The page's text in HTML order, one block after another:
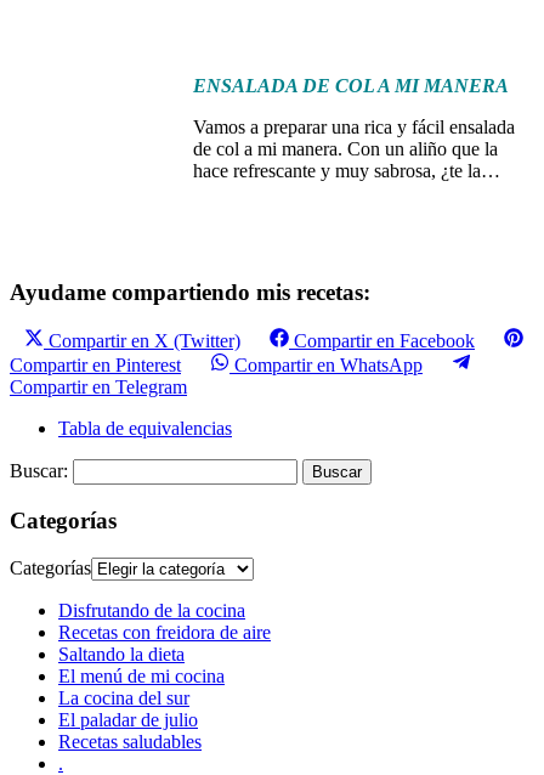
ENSALADA DE COL A MI MANERA
Vamos a preparar una rica y fácil ensalada
de col a mi manera. Con un aliño que la
hace refrescante y muy sabrosa, ¿te la…
Ayudame compartiendo mis recetas:
Compartir en X (Twitter)
Compartir en Facebook
Compartir en Pinterest
Compartir en WhatsApp
Compartir en Telegram
Tabla de equivalencias
Buscar:
Categorías
Categorías
Disfrutando de la cocina
Recetas con freidora de aire
Saltando la dieta
El menú de mi cocina
La cocina del sur
El paladar de julio
Recetas saludables
.